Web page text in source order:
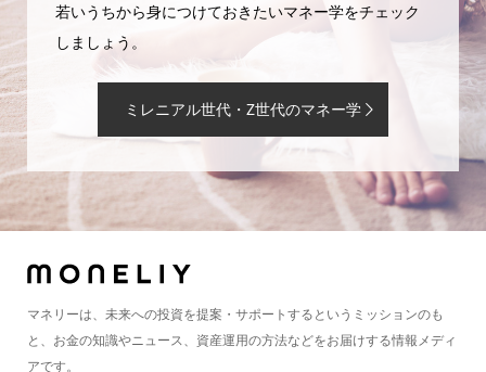
若いうちから身につけておきたいマネー学をチェック
しましょう。
ミレニアル世代・Z世代のマネー学
マネリーは、未来への投資を提案・サポートするというミッションのも
と、お金の知識やニュース、資産運用の方法などをお届けする情報メディ
アです。